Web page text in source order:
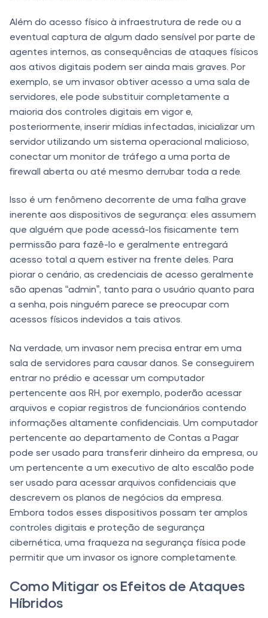
Além do acesso físico à infraestrutura de rede ou a
eventual captura de algum dado sensível por parte de
agentes internos, as consequências de ataques físicos
aos ativos digitais podem ser ainda mais graves. Por
exemplo, se um invasor obtiver acesso a uma sala de
servidores, ele pode substituir completamente a
maioria dos controles digitais em vigor e,
posteriormente, inserir mídias infectadas, inicializar um
servidor utilizando um sistema operacional malicioso,
conectar um monitor de tráfego a uma porta de
firewall aberta ou até mesmo derrubar toda a rede.
Isso é um fenômeno decorrente de uma falha grave
inerente aos dispositivos de segurança: eles assumem
que alguém que pode acessá-los fisicamente tem
permissão para fazê-lo e geralmente entregará
acesso total a quem estiver na frente deles. Para
piorar o cenário, as credenciais de acesso geralmente
são apenas “admin”, tanto para o usuário quanto para
a senha, pois ninguém parece se preocupar com
acessos físicos indevidos a tais ativos.
Na verdade, um invasor nem precisa entrar em uma
sala de servidores para causar danos. Se conseguirem
entrar no prédio e acessar um computador
pertencente aos RH, por exemplo, poderão acessar
arquivos e copiar registros de funcionários contendo
informações altamente confidenciais. Um computador
pertencente ao departamento de Contas a Pagar
pode ser usado para transferir dinheiro da empresa, ou
um pertencente a um executivo de alto escalão pode
ser usado para acessar arquivos confidenciais que
descrevem os planos de negócios da empresa.
Embora todos esses dispositivos possam ter amplos
controles digitais e proteção de segurança
cibernética, uma fraqueza na segurança física pode
permitir que um invasor os ignore completamente.
Como Mitigar os Efeitos de Ataques
Híbridos